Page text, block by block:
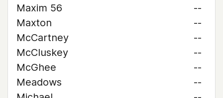
Maxim 56
--
Maxton
--
McCartney
--
McCluskey
--
McGhee
--
Meadows
--